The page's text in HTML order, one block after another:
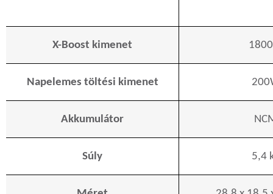
X-Boost kimenet
Napelemes töltési kimenet
Akkumulátor
Súly 5,4